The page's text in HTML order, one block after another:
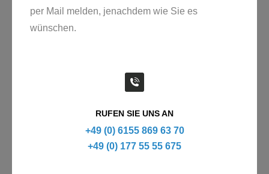
per Mail melden, jenachdem wie Sie es
wünschen.
RUFEN SIE UNS AN
+49 (0) 6155 869 63 70
+49 (0) 177 55 55 675